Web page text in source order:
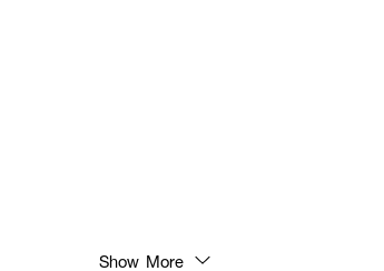
Show More